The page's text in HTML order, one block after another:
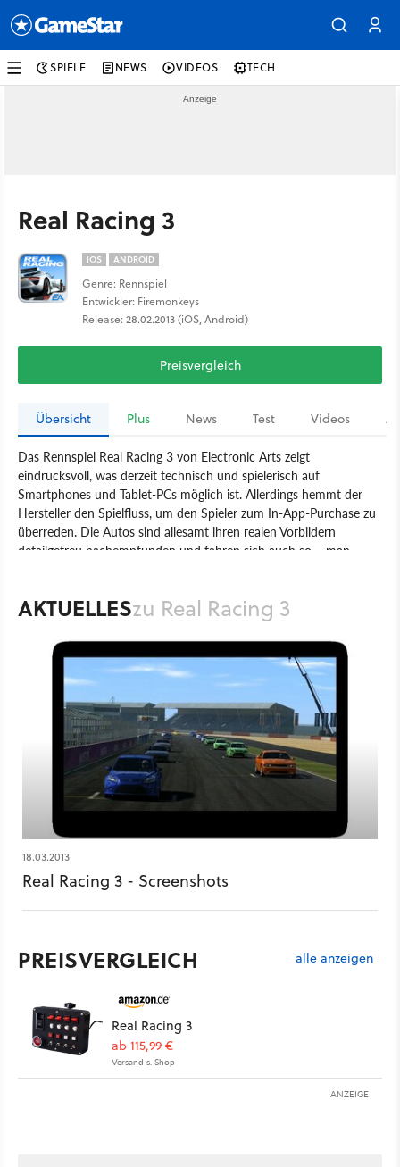
SPIELE NEWS VIDEOS TECH
Real Racing 3
IOS ANDROID
Genre: Rennspiel
Entwickler: Firemonkeys
Release: 28.02.2013 (iOS, Android)
Preisvergleich
Übersicht Plus News Test Videos
Das Rennspiel Real Racing 3 von Electronic Arts zeigt
eindrucksvoll, was derzeit technisch und spielerisch auf
Smartphones und Tablet-PCs möglich ist. Allerdings hemmt der
Hersteller den Spielfluss, um den Spieler zum In-App-Purchase zu
überreden. Die Autos sind allesamt ihren realen Vorbildern
detailgetreu nachempfunden und fahren sich auch so – man
den im Spiel enthaltenen 22 Strecken (darunter lizenzierte
Rennstrecken wie Laguna Seca, Silverstone, Hockenheim oder
Brands Hatch) und den insgesamt 46 lizenzierten und detailgetreu
modellierten Fahrzeugen (in drei Fahrzeugklassen) bietet Real
Racing 3 eine große Zahl von unterschiedlichen Renn-Events und
Herausforderungen.
Android Apple iOS Mobile Rennspiel
Sport
Electronic Arts
Firemonkeys Real Racing 3
AKTUELLESzu Real Racing 3
18.03.2013
Real Racing 3 - Screenshots
PREISVERGLEICH alle anzeigen
Real Racing 3
ab 115,99 €
Versand s. Shop
ANZEIGE